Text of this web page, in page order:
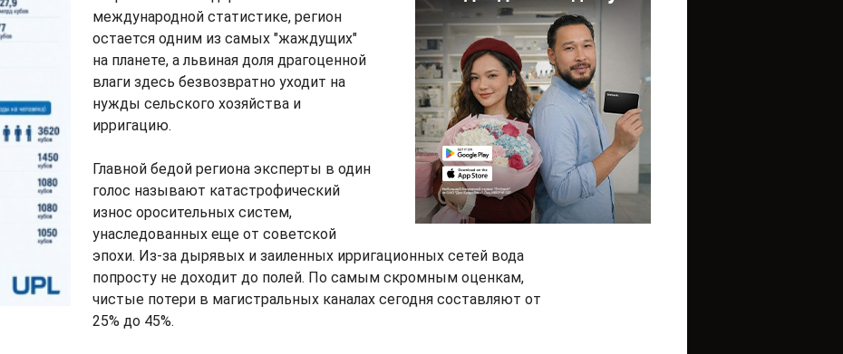
международной статистике, регион
остается одним из самых "жаждущих"
на планете, а львиная доля драгоценной
влаги здесь безвозвратно уходит на
нужды сельского хозяйства и
ирригацию.
Главной бедой региона эксперты в один
голос называют катастрофический
износ оросительных систем,
унаследованных еще от советской
эпохи. Из-за дырявых и заиленных ирригационных сетей вода
попросту не доходит до полей. По самым скромным оценкам,
чистые потери в магистральных каналах сегодня составляют от
25% до 45%.